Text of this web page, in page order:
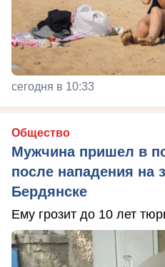
сегодня в 10:33
Общество
Мужчина пришел в
после нападения на
Бердянске
Ему грозит до 10 лет